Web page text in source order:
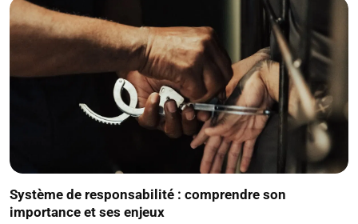
Système de responsabilité : comprendre son
importance et ses enjeux